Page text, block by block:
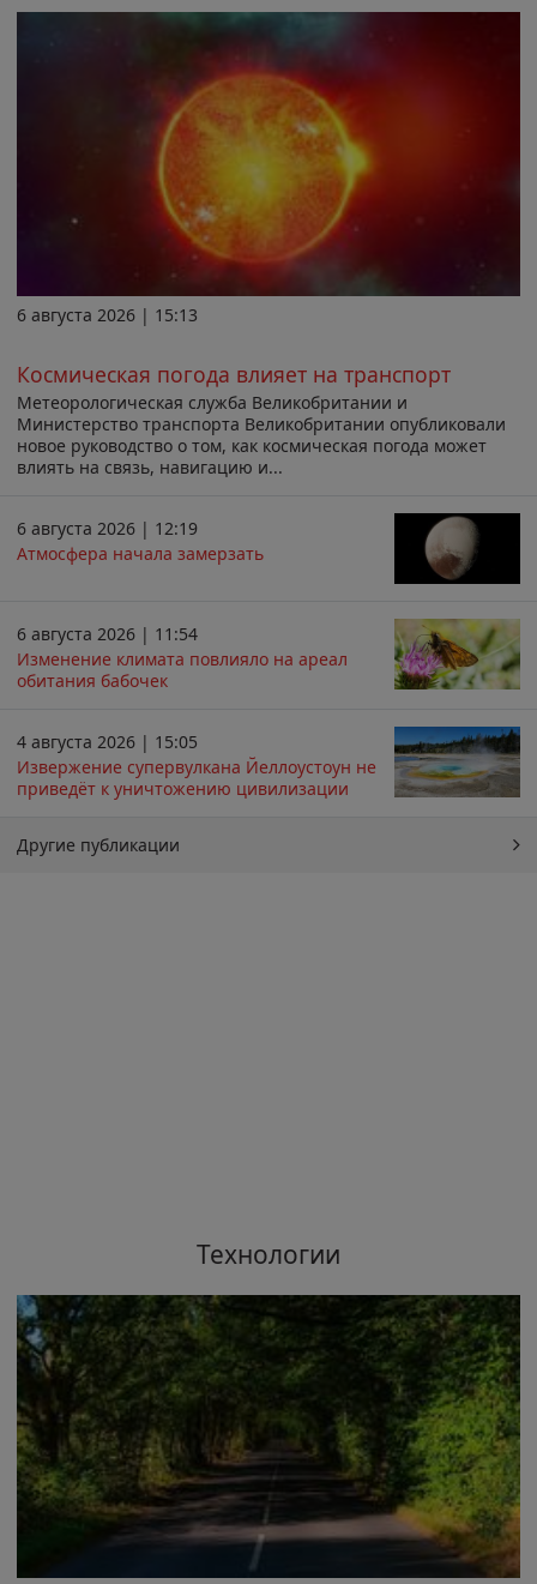
6 августа 2026 | 15:13
Космическая погода влияет на транспорт
Метеорологическая служба Великобритании и
Министерство транспорта Великобритании опубликовали
новое руководство о том, как космическая погода может
влиять на связь, навигацию и...
6 августа 2026 | 12:19
Атмосфера начала замерзать
6 августа 2026 | 11:54
Изменение климата повлияло на ареал
обитания бабочек
4 августа 2026 | 15:05
Извержение супервулкана Йеллоустоун не
приведёт к уничтожению цивилизации
Другие публикации
Технологии